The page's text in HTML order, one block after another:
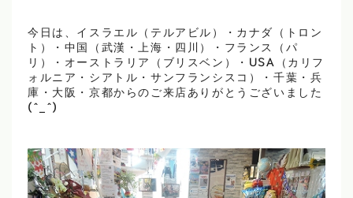
今日は、イスラエル（テルアビル）・カナダ（トロン
ト）・中国（武漢・上海・四川）・フランス（パ
リ）・オーストラリア（ブリスベン）・USA（カリフ
ォルニア・シアトル・サンフランシスコ）・千葉・兵
庫・大阪・京都からのご来店ありがとうございました
(^_^)